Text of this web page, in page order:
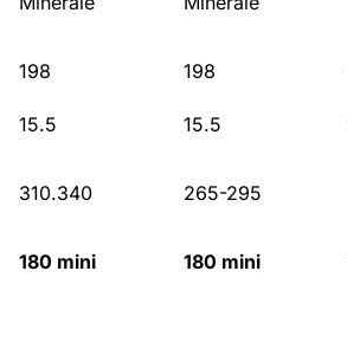
198 198
15.5 15.5
310.340 265-295
180 mini 180 mini